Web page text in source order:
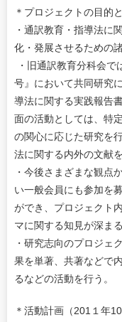
＊プロジェクトの目的
・通訳教育・指導法に
化・発展させるための
・旧通訳教育分科会
号』において共同研究
導法に関する実践報告
面の活動としては、特
の関心に応じた研究を
法に関する内外の文献
・今後さまざまな観点
い一般会員にも参加
ができ、プロジェクト
マに関する知見が深ま
・研究志向のプロジェ
果を単著、共著などで
るなどの活動を行う。
＊活動計画（201１年